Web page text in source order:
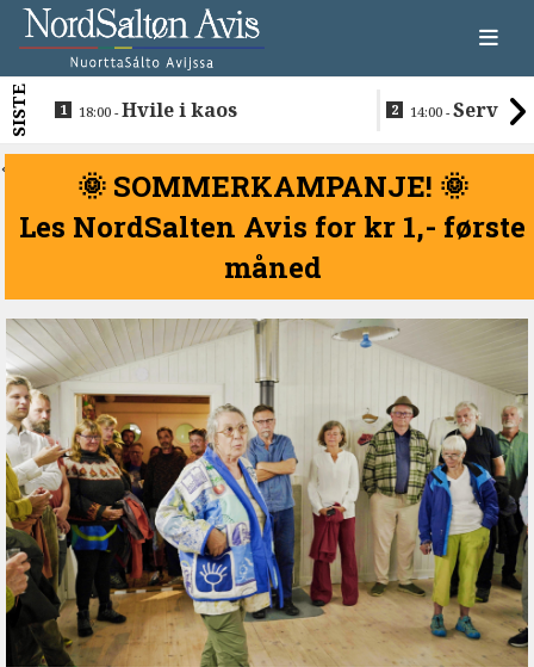
SISTE 18:00 -Hvile i kaos 14:00 -
beboerne
<
🌞 SOMMERKAMPANJE! 🌞
Les NordSalten Avis for kr 1,- første
måned